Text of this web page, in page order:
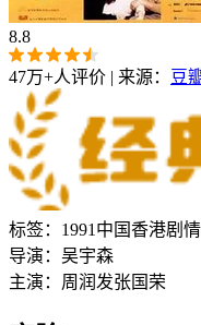
8.8
47万+人评价 | 来源： 豆
标签： 1991 中国香港剧情
导演： 吴宇森
主演： 周润发张国荣